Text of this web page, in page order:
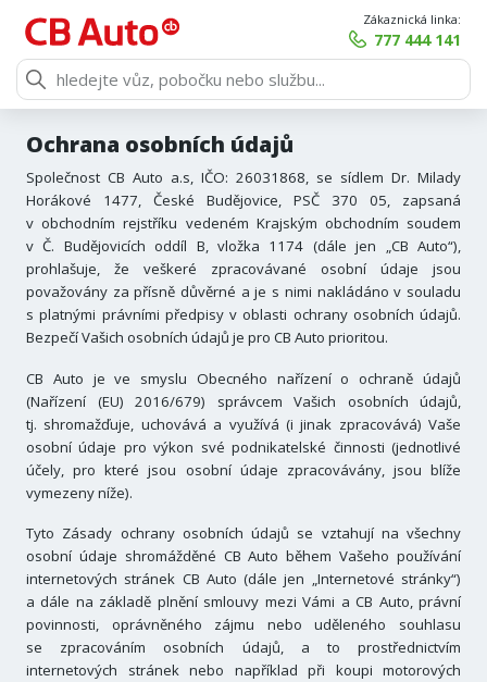
Zákaznická linka:
777 444 141
Ochrana osobních údajů
Společnost CB Auto a.s, IČO: 26031868, se sídlem Dr. Milady
Horákové 1477, České Budějovice, PSČ 370 05, zapsaná
v obchodním rejstříku vedeném Krajským obchodním soudem
v Č. Budějovicích oddíl B, vložka 1174 (dále jen „CB Auto“),
prohlašuje, že veškeré zpracovávané osobní údaje jsou
považovány za přísně důvěrné a je s nimi nakládáno v souladu
s platnými právními předpisy v oblasti ochrany osobních údajů.
Bezpečí Vašich osobních údajů je pro CB Auto prioritou.
CB Auto je ve smyslu Obecného nařízení o ochraně údajů
(Nařízení (EU) 2016/679) správcem Vašich osobních údajů,
tj. shromažďuje, uchovává a využívá (i jinak zpracovává) Vaše
osobní údaje pro výkon své podnikatelské činnosti (jednotlivé
účely, pro které jsou osobní údaje zpracovávány, jsou blíže
vymezeny níže).
Tyto Zásady ochrany osobních údajů se vztahují na všechny
osobní údaje shromážděné CB Auto během Vašeho používání
internetových stránek CB Auto (dále jen „Internetové stránky“)
a dále na základě plnění smlouvy mezi Vámi a CB Auto, právní
povinnosti, oprávněného zájmu nebo uděleného souhlasu
se zpracováním osobních údajů, a to prostřednictvím
internetových stránek nebo například při koupi motorových